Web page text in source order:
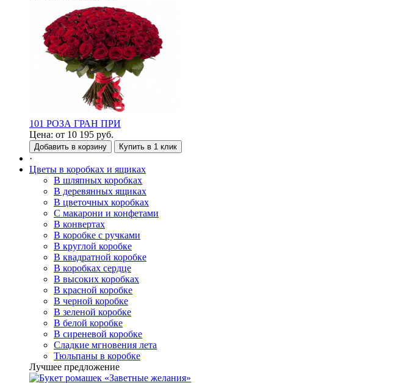
101 РОЗА ГРАН ПРИ
Цена: от 10 195 руб.
Добавить в корзину Купить в 1 клик
·
Цветы в коробках и ящиках
В шляпных коробках
В деревянных ящиках
В цветочных коробках
С макарони и конфетами
В конвертах
В коробке с ручками
В круглой коробке
В квадратной коробке
В коробках сердце
В высоких коробках
В красной коробке
В черной коробке
В зеленой коробке
В белой коробке
В сиреневой коробке
Сладкие мгновения лета
Тюльпаны в коробке
Лучшее предложение